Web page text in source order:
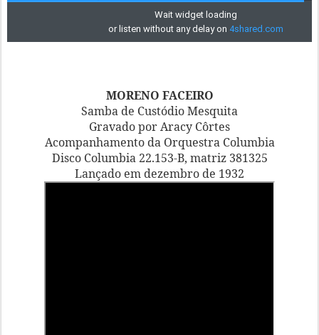
MORENO FACEIRO
Samba de Custódio Mesquita
Gravado por Aracy Côrtes
Acompanhamento da Orquestra Columbia
Disco Columbia 22.153-B, matriz 381325
Lançado em dezembro de 1932